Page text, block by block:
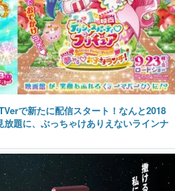
で新たに配信スタート！なんと2018
題に、ぶっちゃけありえないラインナ